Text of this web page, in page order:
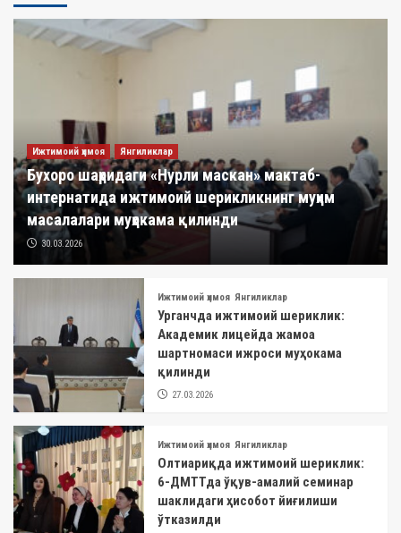
Ижтимоий ҳимоя Янгиликлар
Бухоро шаҳридаги «Нурли маскан» мактаб-
интернатида ижтимоий шерикликнинг муҳим
масалалари муҳокама қилинди
30.03.2026
Ижтимоий ҳимоя Янгиликлар
Урганчда ижтимоий шериклик:
Академик лицейда жамоа
шартномаси ижроси муҳокама
қилинди
27.03.2026
Ижтимоий ҳимоя Янгиликлар
Олтиариқда ижтимоий шериклик:
6-ДМТТда ўқув-амалий семинар
шаклидаги ҳисобот йиғилиши
ўтказилди